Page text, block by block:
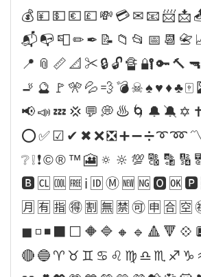
🈷🈶🈯🉐🈹🈚🈲🉑🈸🈴🈳